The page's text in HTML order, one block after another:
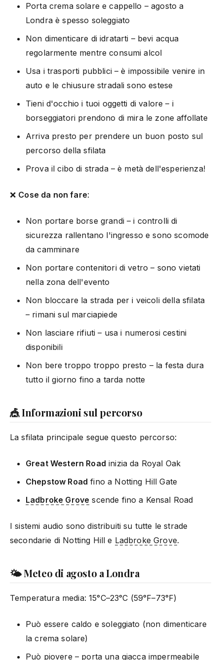
Porta crema solare e cappello – agosto a
Londra è spesso soleggiato
Non dimenticare di idratarti – bevi acqua
regolarmente mentre consumi alcol
Usa i trasporti pubblici – è impossibile venire in
auto e le chiusure stradali sono estese
Tieni d'occhio i tuoi oggetti di valore – i
borseggiatori prendono di mira le zone affollate
Arriva presto per prendere un buon posto sul
percorso della sfilata
Prova il cibo di strada – è metà dell'esperienza!
❌ Cose da non fare:
Non portare borse grandi – i controlli di
sicurezza rallentano l'ingresso e sono scomode
da camminare
Non portare contenitori di vetro – sono vietati
nella zona dell'evento
Non bloccare la strada per i veicoli della sfilata
– rimani sul marciapiede
Non lasciare rifiuti – usa i numerosi cestini
disponibili
Non bere troppo troppo presto – la festa dura
tutto il giorno fino a tarda notte
🎪 Informazioni sul percorso
La sfilata principale segue questo percorso:
Great Western Road inizia da Royal Oak
Chepstow Road fino a Notting Hill Gate
Ladbroke Grove scende fino a Kensal Road
I sistemi audio sono distribuiti su tutte le strade
secondarie di Notting Hill e Ladbroke Grove.
🌤️ Meteo di agosto a Londra
Temperatura media: 15°C–23°C (59°F–73°F)
Può essere caldo e soleggiato (non dimenticare
la crema solare)
Può piovere – porta una giacca impermeabile